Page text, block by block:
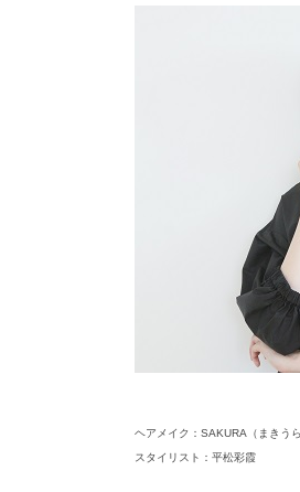
ヘアメイク：SAKURA（まきう
スタイリスト：平松彩霞